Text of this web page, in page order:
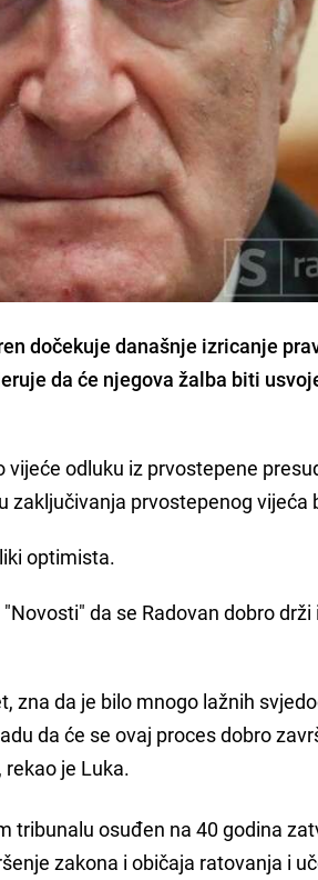
dočekuje današnje izricanje
da će njegova žalba biti
vijeće odluku iz prvostepene
zaključivanja prvostepenog vijeća
optimista.
da se Radovan dobro
zna da je bilo mnogo lažnih
da će se ovaj proces dobro
je Luka.
tribunalu osuđen na 40 godina
zakona i običaja ratovanja i